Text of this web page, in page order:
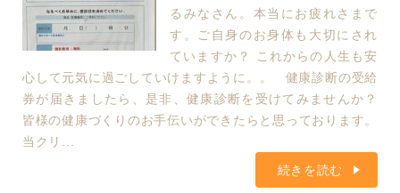
るみなさん。本当にお疲れさまで
す。ご自身のお身体も大切にされ
ていますか？ これからの人生も安
心して元気に過ごしていけますように。。 健康診断の受給
券が届きましたら、是非、健康診断を受けてみませんか？
皆様の健康づくりのお手伝いができたらと思っております。
当クリ...
続きを読む